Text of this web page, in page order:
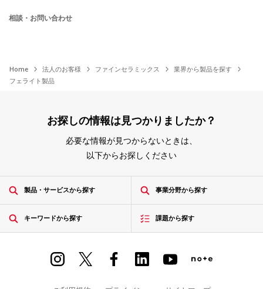
相談・お問い合わせ
Home 法人のお客様 ファインセラミックス
業界から製品を探す
フェライト製品
お探しの情報は見つかりましたか？
必要な情報が見つからないときは、
以下からお探しください
製品・サービスから探す 事業分野から探す
キーワードから探す 課題から探す